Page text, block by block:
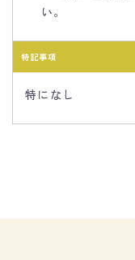
い。
特記事項
特になし